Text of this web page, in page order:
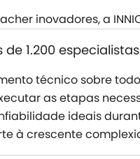
inovadores, a
de 1.200
técnico sobre
as etapas
ideais
à crescente